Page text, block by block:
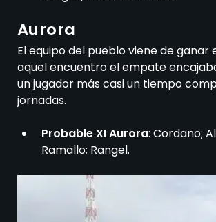
Aurora
El equipo del pueblo viene de
aquel encuentro el empate
un jugador más casi un tiempo
jornadas.
Probable XI Aurora: Cordano;
Ramallo; Rangel.